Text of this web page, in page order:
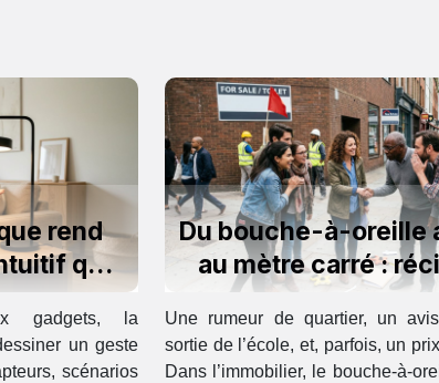
rend
que
gadgets, la
un geste
scénarios
Du bouche-à-oreille
au mètre carré :
impact
Une rumeur de quartier, un
sortie de l’école, et, parfois, un
Dans l’immobilier, le bouche-à-